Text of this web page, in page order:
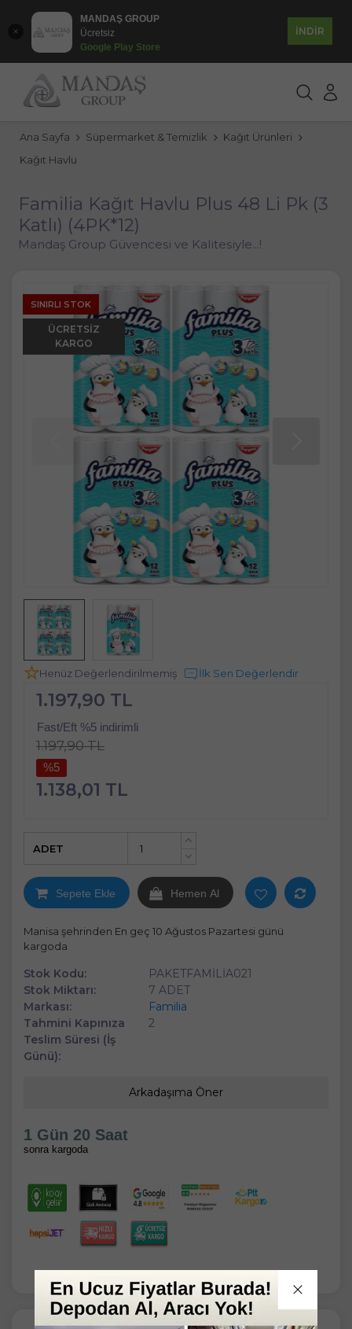
MANDAŞ GROUP
Ücretsiz
Google Play Store
İNDİR
Ana Sayfa Süpermarket & Temizlik
Kağıt Ürünleri
Kağıt Havlu
Familia Kağıt Havlu Plus 48 Li Pk (3
Katlı) (4PK*12)
Mandaş Group Güvencesi ve Kalitesiyle...!
SINIRLI STOK
ÜCRETSIZ
KARGO
Henüz Değerlendirilmemiş İlk Sen Değerlendir
1.197,90 TL
Fast/Eft %5 indirimli
1.197,90 TL
%5
1.138,01 TL
+
ADET
Sepete Ekle Hemen Al
Manisa şehrinden En geç 10 Ağustos Pazartesi günü
kargoda
Stok Kodu:
PAKETFAMİLİA021
Stok Miktarı:
7 ADET
Markası:
Familia
Tahmini Kapınıza
Teslim Süresi (İş
Günü):
2
Arkadaşıma Öner
1 Gün 20 Saat
sonra kargoda